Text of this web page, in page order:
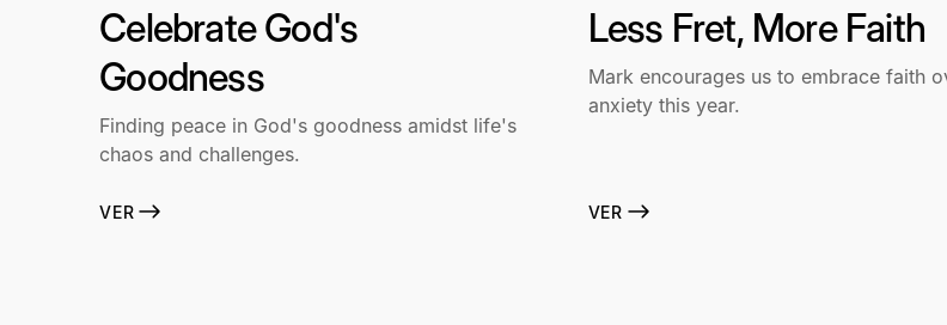
Celebrate God's
Goodness
Finding peace in God's goodness amidst life's
chaos and challenges.
VER
Less Fret, More Faith
Mark encourages us to embrace faith
anxiety this year.
VER